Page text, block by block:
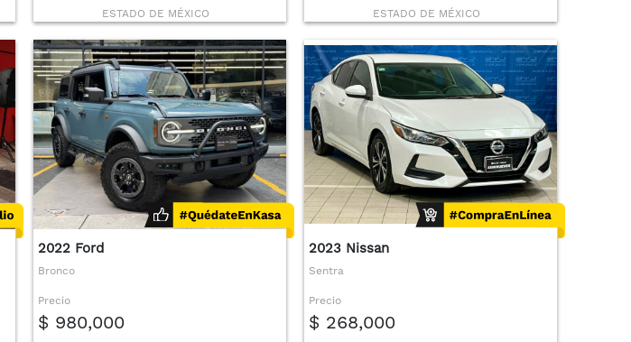
ESTADO DE MÉXICO ESTADO DE MÉXICO
2022 Ford
Bronco
Precio
$ 980,000
2023 Nissan
Sentra
Precio
$ 268,000